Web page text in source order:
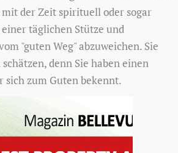
der Zeit spirituell oder sogar
täglichen Stütze und
"guten Weg" abzuweichen. Sie
denn Sie haben einen
sich zum Guten bekennt.